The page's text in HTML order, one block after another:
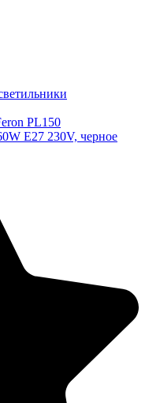
PL150
E27 230V, черное